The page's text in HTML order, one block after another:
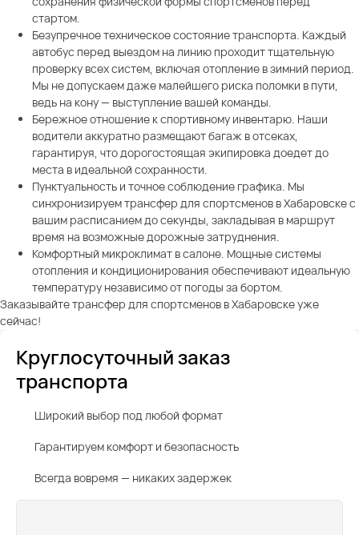
стартом.
Безупречное техническое состояние транспорта. Каждый
автобус перед выездом на линию проходит тщательную
проверку всех систем, включая отопление в зимний период.
Мы не допускаем даже малейшего риска поломки в пути,
ведь на кону — выступление вашей команды.
Бережное отношение к спортивному инвентарю. Наши
водители аккуратно размещают багаж в отсеках,
гарантируя, что дорогостоящая экипировка доедет до
места в идеальной сохранности.
Пунктуальность и точное соблюдение графика. Мы
синхронизируем трансфер для спортсменов в Хабаровске с
вашим расписанием до секунды, закладывая в маршрут
время на возможные дорожные затруднения.
Комфортный микроклимат в салоне. Мощные системы
отопления и кондиционирования обеспечивают идеальную
температуру независимо от погоды за бортом.
Заказывайте трансфер для спортсменов в Хабаровске уже
сейчас!
Круглосуточный заказ
транспорта
Широкий выбор под любой формат
Гарантируем комфорт и безопасность
Всегда вовремя — никаких задержек